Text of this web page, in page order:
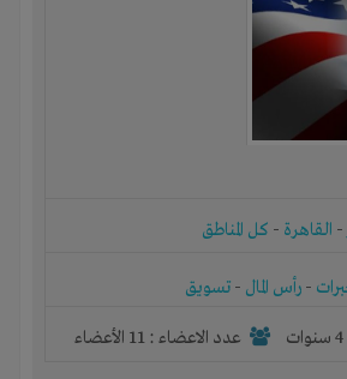
- القاهرة - كل المناطق
- رأس المال - تسويق
عدد الاعضاء : 11 الأعضاء